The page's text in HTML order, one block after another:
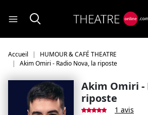
Accueil
HUMOUR & CAFÉ THEATRE
Akim Omiri - Radio Nova, la riposte
Akim Omiri -
riposte
1 avis